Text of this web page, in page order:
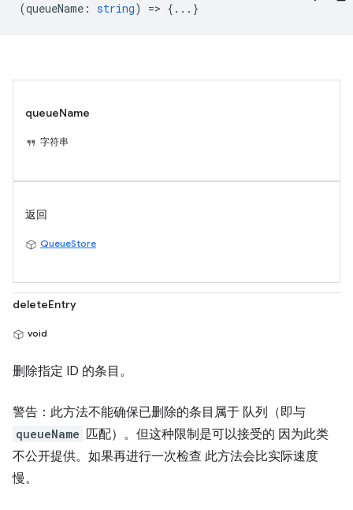
(queueName : string) => {...}
queueName
字符串
返回
QueueStore
deleteEntry
void
删除指定 ID 的条目。
警告：此方法不能确保已删除的条目属于 队列（即与
queueName 匹配）。但这种限制是可以接受的 因为此类
不公开提供。如果再进行一次检查 此方法会比实际速度
慢。